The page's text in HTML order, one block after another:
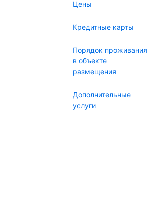
Цены
Кредитные карты
Порядок проживания
в объекте
размещения
Дополнительные
услуги